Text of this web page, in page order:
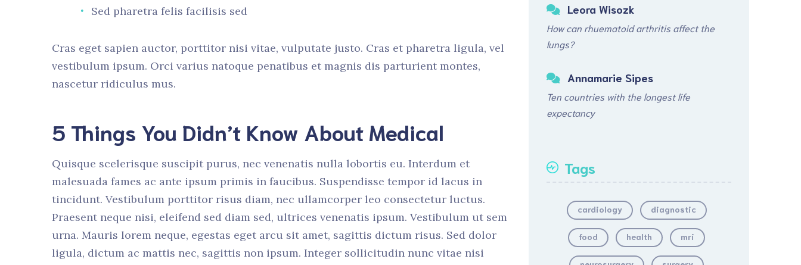
Sed pharetra felis facilisis sed
Cras eget sapien auctor, porttitor nisi vitae, vulputate justo. Cras et pharetra ligula, vel
vestibulum ipsum. Orci varius natoque penatibus et magnis dis parturient montes,
nascetur ridiculus mus.
5 Things You Didn’t Know About Medical
Quisque scelerisque suscipit purus, nec venenatis nulla lobortis eu. Interdum et
malesuada fames ac ante ipsum primis in faucibus. Suspendisse tempor id lacus in
tincidunt. Vestibulum porttitor risus diam, nec ullamcorper leo consectetur luctus.
Praesent neque nisi, eleifend sed diam sed, ultrices venenatis ipsum. Vestibulum ut sem
urna. Mauris lorem neque, egestas eget arcu sit amet, sagittis dictum risus. Sed dolor
ligula, dictum ac mattis nec, sagittis non ipsum. Integer sollicitudin nunc vitae nisi
Leora Wisozk
How can rhuematoid arthritis affect the
lungs?
Annamarie Sipes
Ten countries with the longest life
expectancy
Tags
cardiology diagnostic
food health mri